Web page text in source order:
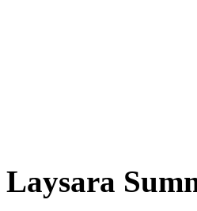
Laysara